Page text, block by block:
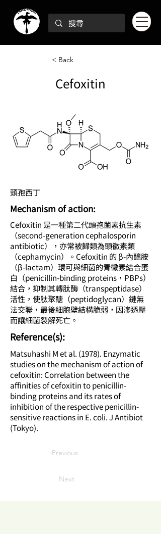
< Back
Cefoxitin
頭孢西丁
Mechanism of action:
Cefoxitin 是一種第二代頭孢菌素抗生素
（second-generation cephalosporin
antibiotic），亦常被歸類為頭黴素類
（cephamycin）。Cefoxitin 的 β-內醯胺
（β-lactam）環可與細菌的青黴素結合蛋
白（penicillin-binding proteins，PBPs）
結合，抑制其轉肽酶（transpeptidase）
活性，使肽聚醣（peptidoglycan）鏈無
法交聯，最後細胞壁結構脆弱，因滲透壓
而讓細菌裂解死亡。
​Reference(s):
Matsuhashi M et al. (1978). Enzymatic
studies on the mechanism of action of
cefoxitin: Correlation between the
affinities of cefoxitin to penicillin-
binding proteins and its rates of
inhibition of the respective penicillin-
sensitive reactions in E. coli. J Antibiot
(Tokyo).
Previous
Next